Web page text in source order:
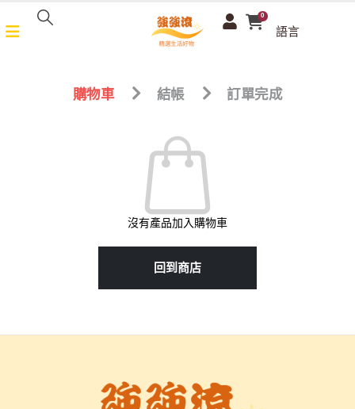
0
語言
購物車 結帳 訂單完成
沒有產品加入購物車
回到商店